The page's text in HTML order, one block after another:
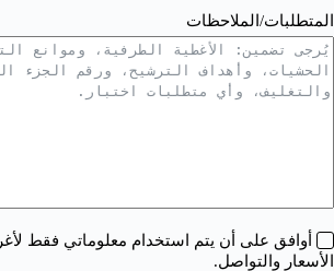
المتطلبات/الملاحظات
أوافق على أن يتم استخدام معلوماتي فقط
الأسعار والتواصل.